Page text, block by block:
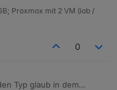
Proxmox mit 2 VM (iob /
0
Typ glaub in dem